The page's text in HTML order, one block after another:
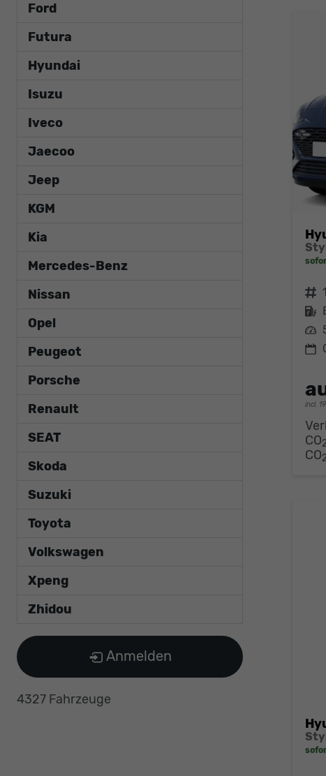
Fahrzeugnr.
Kraftstoff
Leistung
incl.
CO2
CO2
Ford
Futura
Hyundai
Isuzu
Iveco
Jaecoo
Jeep
KGM
Kia
Mercedes-Benz
Nissan
Opel
Peugeot
Porsche
Renault
SEAT
Skoda
Suzuki
Toyota
Volkswagen
Xpeng
Zhidou
Anmelden
4327 Fahrzeuge